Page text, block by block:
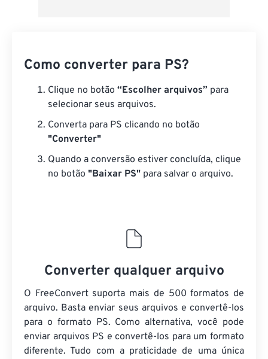
Como converter para PS?
Clique no botão “Escolher arquivos” para
selecionar seus arquivos.
Converta para PS clicando no botão
"Converter"
Quando a conversão estiver concluída, clique
no botão "Baixar PS" para salvar o arquivo.
Converter qualquer arquivo
O FreeConvert suporta mais de 500 formatos de
arquivo. Basta enviar seus arquivos e convertê-los
para o formato PS. Como alternativa, você pode
enviar arquivos PS e convertê-los para um formato
diferente. Tudo com a praticidade de uma única